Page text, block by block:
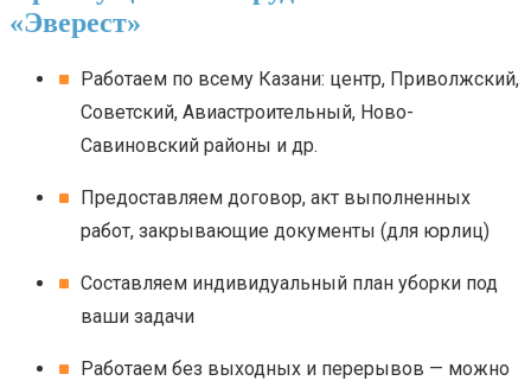
«Эверест»
Работаем по всему Казани: центр, Приволжский,
Советский, Авиастроительный, Ново-
Савиновский районы и др.
Предоставляем договор, акт выполненных
работ, закрывающие документы (для юрлиц)
Составляем индивидуальный план уборки под
ваши задачи
Работаем без выходных и перерывов — можно